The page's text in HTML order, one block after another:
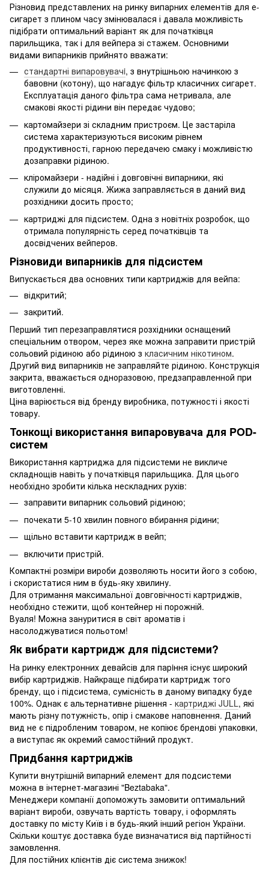
Різновид представлених на ринку випарних елементів для е-
сигарет з плином часу змінювалася і давала можливість
підібрати оптимальний варіант як для початківця
парильщика, так і для вейпера зі стажем. Основними
видами випарників прийнято вважати:
стандартні випаровувачi, з внутрішньою начинкою з
бавовни (котону), що нагадує фільтр класичних сигарет.
Експлуатація даного фільтра сама нетривала, але
смакові якості рідини він передає чудово;
картомайзери зі складним пристроєм. Це застаріла
система характеризуються високим рівнем
продуктивності, гарною передачею смаку і можливістю
дозаправки рідиною.
кліромайзери - надійні і довговічні випарники, які
служили до місяця. Жижа заправляється в даний вид
розхідники досить просто;
картриджі для підсистем. Одна з новітніх розробок, що
отримала популярність серед початківців та
досвідчених вейперов.
Різновиди випарників для підсистем
Випускається два основних типи картриджів для вейпа:
відкритий;
закритий.
Перший тип перезаправлятися розхідники оснащений
спеціальним отвором, через яке можна заправити пристрій
сольовий рідиною або рідиною з класичним нікотином.
Другий вид випарників не заправляйте рідиною. Конструкція
закрита, вважається одноразовою, предзаправленной при
виготовленні.
Ціна варіюється від бренду виробника, потужності і якості
товару.
Тонкощі використання випаровувача для POD-
систем
Використання картриджа для підсистеми не викличе
складнощів навіть у початківця парильщика. Для цього
необхідно зробити кілька нескладних рухів:
заправити випарник сольовий рідиною;
почекати 5-10 хвилин повного вбирання рідини;
щільно вставити картридж в вейп;
включити пристрій.
Компактні розміри вироби дозволяють носити його з собою,
і скористатися ним в будь-яку хвилину.
Для отримання максимальної довговічності картриджів,
необхідно стежити, щоб контейнер ні порожній.
Вуаля! Можна зануритися в світ ароматів і
насолоджуватися польотом!
Як вибрати картридж для підсистеми?
На ринку електронних девайсів для парiння існує широкий
вибір картриджів. Найкраще підбирати картридж того
бренду, що і підсистема, сумісність в даному випадку буде
100%. Однак є альтернативне рішення - картриджі JULL, які
мають різну потужність, опір і смакове наповнення. Даний
вид не є підробленим товаром, не копіює брендові упаковки,
а виступає як окремий самостійний продукт.
Придбання картриджів
Купити внутрішній випарний елемент для подсистеми
можна в інтернет-магазині "Beztabaka".
Менеджери компанії допоможуть замовити оптимальний
варіант вироби, озвучать вартість товару, і оформлять
доставку по місту Київ і в будь-який інший регіон України.
Скільки коштує доставка буде визначатися від партійності
замовлення.
Для постійних клієнтів діє система знижок!